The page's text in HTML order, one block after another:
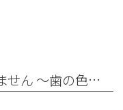
歯が黄色い＝むし歯ではありません 〜歯の色にはさまざまな原因があります〜